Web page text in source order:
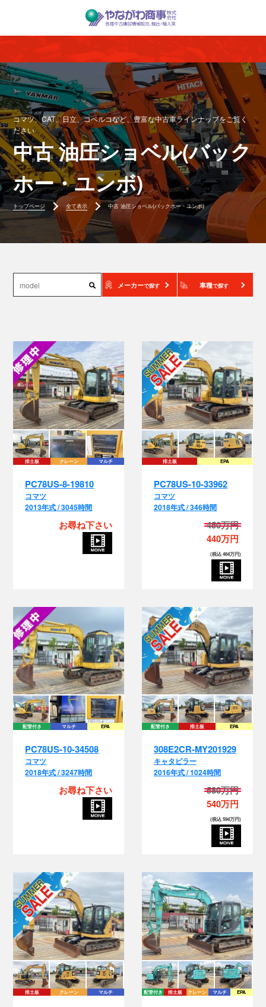
コマツ、CAT、日立、コベルコなど、豊富な中古車ラインナップをご覧く
ださい
中古 油圧ショベル(バック
ホー・ユンボ)
トップページ 全て表示 中古 油圧ショベル(バックホー・ユンボ)
メーカーで探す 車種で探す
排土板 クレーン マルチ
PC78US-8-19810
コマツ
2013年式 / 3045時間
お尋ね下さい
排土板 EPA
PC78US-10-33962
コマツ
2018年式 / 346時間
450万円
440万円
(税込 484万円)
配管付き マルチ EPA
PC78US-10-34508
コマツ
2018年式 / 3247時間
お尋ね下さい
配管付き 排土板 EPA
308E2CR-MY201929
キャタピラー
2016年式 / 1024時間
580万円
540万円
(税込 594万円)
排土板 クレーン マルチ 配管付き 排土板 クレーン マルチ EPA